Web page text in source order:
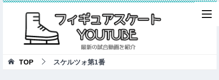
TOP スケルツォ第1番